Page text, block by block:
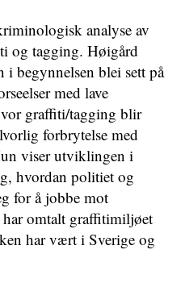
analyse av
og tagging. Høigård
begynnelsen blei sett på
med lave
graffiti/tagging blir
forbrytelse med
viser utviklingen i
hvordan politiet og
for å jobbe mot
har omtalt graffitimiljøet
har vært i Sverige og